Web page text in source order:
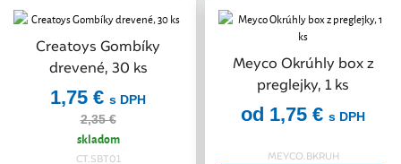
Creatoys Gombíky
drevené, 30 ks
Akcia
1,75 € s DPH
2,35 €
skladom
CT.SBT01
Meyco Okrúhly box z
preglejky, 1 ks
od 1,75 € s DPH
MEYCO.BKRUH